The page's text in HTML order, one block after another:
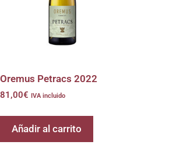
Oremus Petracs 2022
81,00€ IVA incluido
Añadir al carrito